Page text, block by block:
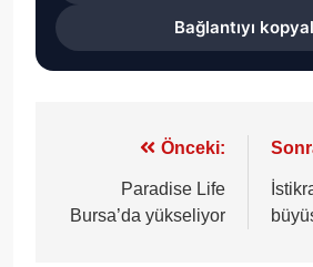
Bağlantıyı
gezinmesi
Önceki:
Paradise Life
Bursa’da yükseliyor